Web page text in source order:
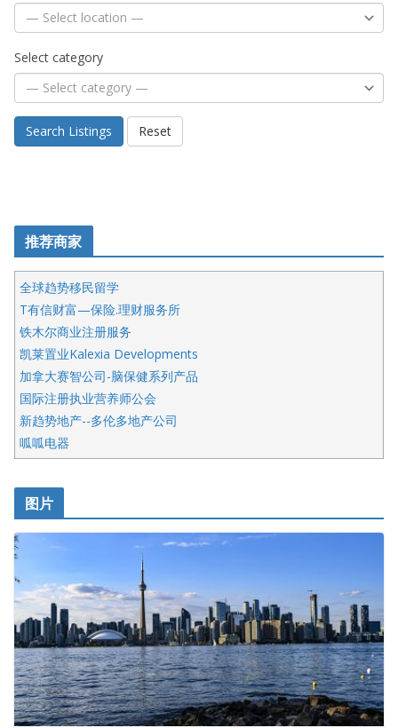
Select category
Search Listings Reset
推荐商家
全球趋势移民留学
T有信财富—保险.理财服务所
铁木尔商业注册服务
凯莱置业Kalexia Developments
加拿大赛智公司-脑保健系列产品
国际注册执业营养师公会
新趋势地产--多伦多地产公司
呱呱电器
开明车行KS CAR SALES & SERVICE
皇后金融集团
铁木尔商业注册服务
图片